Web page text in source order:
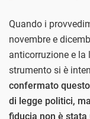
Quando i
novembre e
anticorruzione e
strumento si è
confermato
di legge politici,
fiducia non è